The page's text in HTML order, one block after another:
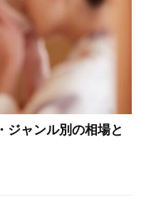
ジャンル別の相場と